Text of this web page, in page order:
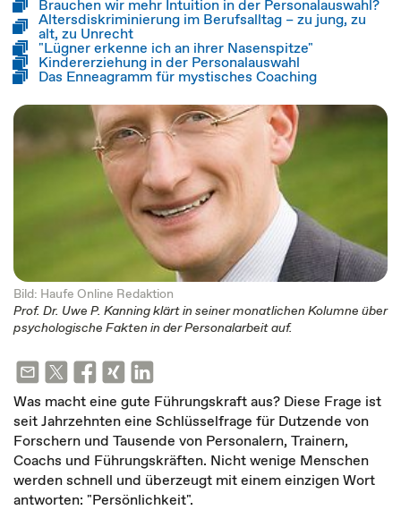
Brauchen wir mehr Intuition in der Personalauswahl?
Altersdiskriminierung im Berufsalltag – zu jung, zu
alt, zu Unrecht
"Lügner erkenne ich an ihrer Nasenspitze"
Kindererziehung in der Personalauswahl
Das Enneagramm für mystisches Coaching
Bild: Haufe Online Redaktion
Prof. Dr. Uwe P. Kanning klärt in seiner monatlichen Kolumne über
psychologische Fakten in der Personalarbeit auf.
Was macht eine gute Führungskraft aus? Diese Frage ist
seit Jahrzehnten eine Schlüsselfrage für Dutzende von
Forschern und Tausende von Personalern, Trainern,
Coachs und Führungskräften. Nicht wenige Menschen
werden schnell und überzeugt mit einem einzigen Wort
antworten: "Persönlichkeit".